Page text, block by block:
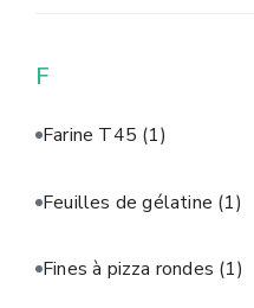
F
Farine T45 (1)
Feuilles de gélatine (1)
Fines à pizza rondes (1)